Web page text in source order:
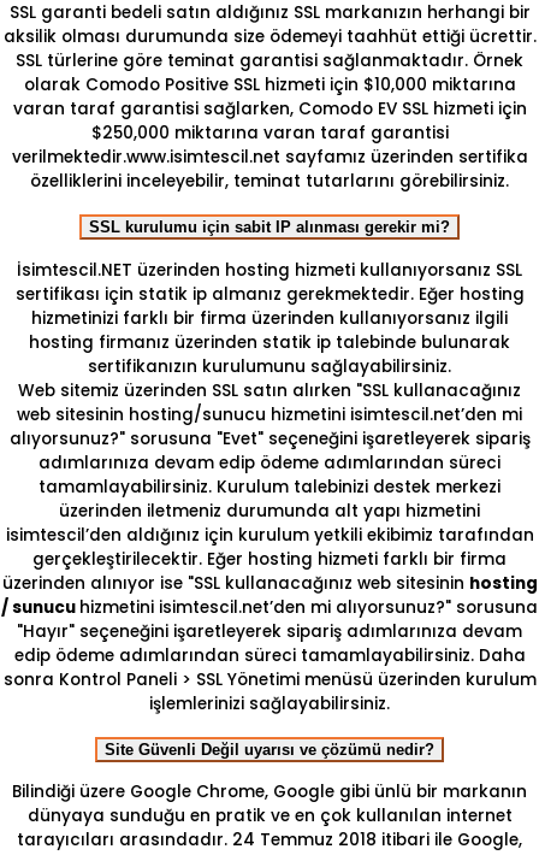
SSL garanti bedeli satın aldığınız SSL markanızın herhangi bir
aksilik olması durumunda size ödemeyi taahhüt ettiği ücrettir.
SSL türlerine göre teminat garantisi sağlanmaktadır. Örnek
olarak Comodo Positive SSL hizmeti için $10,000 miktarına
varan taraf garantisi sağlarken, Comodo EV SSL hizmeti için
$250,000 miktarına varan taraf garantisi
verilmektedir.www.isimtescil.net sayfamız üzerinden sertifika
özelliklerini inceleyebilir, teminat tutarlarını görebilirsiniz.
SSL kurulumu için sabit IP alınması gerekir mi?
İsimtescil.NET üzerinden hosting hizmeti kullanıyorsanız SSL
sertifikası için statik ip almanız gerekmektedir. Eğer hosting
hizmetinizi farklı bir firma üzerinden kullanıyorsanız ilgili
hosting firmanız üzerinden statik ip talebinde bulunarak
sertifikanızın kurulumunu sağlayabilirsiniz.
Web sitemiz üzerinden SSL satın alırken "SSL kullanacağınız
web sitesinin hosting/sunucu hizmetini isimtescil.net’den mi
alıyorsunuz?" sorusuna "Evet" seçeneğini işaretleyerek sipariş
adımlarınıza devam edip ödeme adımlarından süreci
tamamlayabilirsiniz. Kurulum talebinizi destek merkezi
üzerinden iletmeniz durumunda alt yapı hizmetini
isimtescil’den aldığınız için kurulum yetkili ekibimiz tarafından
gerçekleştirilecektir. Eğer hosting hizmeti farklı bir firma
üzerinden alınıyor ise "SSL kullanacağınız web sitesinin hosting
/ sunucu hizmetini isimtescil.net’den mi alıyorsunuz?" sorusuna
"Hayır" seçeneğini işaretleyerek sipariş adımlarınıza devam
edip ödeme adımlarından süreci tamamlayabilirsiniz. Daha
sonra Kontrol Paneli > SSL Yönetimi menüsü üzerinden kurulum
işlemlerinizi sağlayabilirsiniz.
Site Güvenli Değil uyarısı ve çözümü nedir?
Bilindiği üzere Google Chrome, Google gibi ünlü bir markanın
dünyaya sunduğu en pratik ve en çok kullanılan internet
tarayıcıları arasındadır. 24 Temmuz 2018 itibari ile Google,